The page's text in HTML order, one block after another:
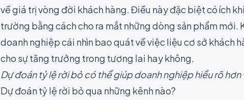
vềgiá trị vòng đời khách hàng . Điều này đặc biệt có ích
trường bằng cách cho ra mắt những dòng sản phẩm mới.
doanh nghiệp cái nhìn bao quát về việc liệu cơ sở khách
cho sự tăng trưởng trong tương lai hay không.
Dự đoán tỷ lệ rời bỏ có thể giúp doanh nghiệp hiểu rõ
Dự đoán tỷ lệ rời bỏ qua những kênh nào?